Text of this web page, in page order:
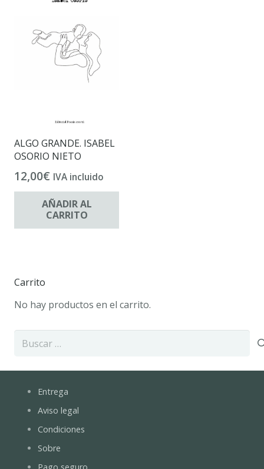
ALGO GRANDE. ISABEL
OSORIO NIETO
12,00€ IVA incluido
AÑADIR AL
CARRITO
Carrito
No hay productos en el carrito.
Entrega
Aviso legal
Condiciones
Sobre